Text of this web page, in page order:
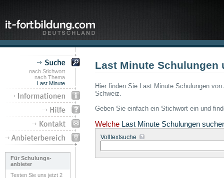
nach Stichwort
nach Thema
Last Minute
Für Schulungs-
anbieter
Testen Sie uns jetzt 2
Last Minute Schulungen
Hier finden Sie Last Minute Schulungen
Schweiz.
Geben Sie einfach ein Stichwort ein und
Welche Last Minute Schulungen
Volltextsuche